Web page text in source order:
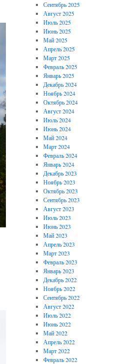
Сентябрь 2025
Август 2025
Июль 2025
Июнь 2025
Май 2025
Апрель 2025
Март 2025
Февраль 2025
Январь 2025
Декабрь 2024
Ноябрь 2024
Октябрь 2024
Август 2024
Июль 2024
Июнь 2024
Май 2024
Март 2024
Февраль 2024
Январь 2024
Декабрь 2023
Ноябрь 2023
Октябрь 2023
Сентябрь 2023
Август 2023
Июль 2023
Июнь 2023
Май 2023
Апрель 2023
Март 2023
Февраль 2023
Январь 2023
Декабрь 2022
Ноябрь 2022
Сентябрь 2022
Август 2022
Июль 2022
Июнь 2022
Май 2022
Апрель 2022
Март 2022
Февраль 2022